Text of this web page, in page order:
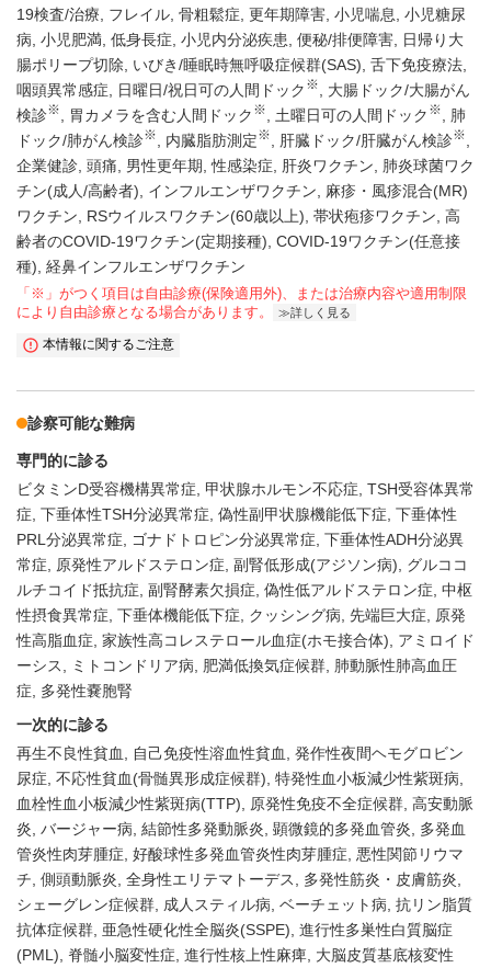
19検査/治療
フレイル 骨粗鬆症 更年期障害 小児喘息 小児糖尿
病 小児肥満 低身長症 小児内分泌疾患 便秘/排便障害
日帰り大
腸ポリープ切除
いびき/睡眠時無呼吸症候群(SAS) 舌下免疫療法
咽頭異常感症
日曜日/祝日可の人間ドック ※
大腸ドック/大腸がん
検診※ 胃カメラを含む人間ドック ※ 土曜日可の人間ドック ※
肺
ドック/肺がん検診※ 内臓脂肪測定※ 肝臓ドック/肝臓がん検診※
企業健診 頭痛 男性更年期 性感染症 肝炎ワクチン
肺炎球菌ワク
チン(成人/高齢者)
インフルエンザワクチン
麻疹・風疹混合(MR)
ワクチン
RSウイルスワクチン(60歳以上) 帯状疱疹ワクチン 高
齢者のCOVID-19ワクチン(定期接種) COVID-19ワクチン(任意接
種) 経鼻インフルエンザワクチン
「※」がつく項目は自由診療(保険適用外)、または治療内容や適用制限
により自由診療となる場合があります。
詳しく見る
本情報に関するご注意
診察可能な難病
専門的に診る
ビタミンD受容機構異常症
甲状腺ホルモン不応症 TSH受容体異常
症 下垂体性TSH分泌異常症 偽性副甲状腺機能低下症 下垂体性
PRL分泌異常症
ゴナドトロピン分泌異常症 下垂体性ADH分泌異
常症
原発性アルドステロン症 副腎低形成(アジソン病)
グルココ
ルチコイド抵抗症 副腎酵素欠損症 偽性低アルドステロン症 中枢
性摂食異常症 下垂体機能低下症 クッシング病 先端巨大症
原発
性高脂血症 家族性高コレステロール血症(ホモ接合体)
アミロイド
ーシス
ミトコンドリア病 肥満低換気症候群 肺動脈性肺高血圧
症
多発性嚢胞腎
一次的に診る
再生不良性貧血
自己免疫性溶血性貧血
発作性夜間ヘモグロビン
尿症 不応性貧血(骨髄異形成症候群) 特発性血小板減少性紫斑病
血栓性血小板減少性紫斑病(TTP)
原発性免疫不全症候群 高安動脈
炎 バージャー病 結節性多発動脈炎 顕微鏡的多発血管炎
多発血
管炎性肉芽腫症 好酸球性多発血管炎性肉芽腫症
悪性関節リウマ
チ 側頭動脈炎 全身性エリテマトーデス
多発性筋炎・皮膚筋炎
シェーグレン症候群 成人スティル病 ベーチェット病 抗リン脂質
抗体症候群 亜急性硬化性全脳炎(SSPE) 進行性多巣性白質脳症
(PML)
脊髄小脳変性症 進行性核上性麻痺 大脳皮質基底核変性